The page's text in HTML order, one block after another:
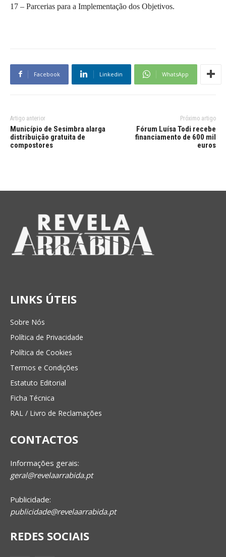
17 – Parcerias para a Implementação dos Objetivos.
Facebook Linkedin WhatsApp
Artigo anterior
Município de Sesimbra alarga
distribuição gratuita de
compostores
Próximo artigo
Fórum Luísa Todi recebe
financiamento de 600 mil
euros
LINKS ÚTEIS
Sobre Nós
Política de Privacidade
Política de Cookies
Termos e Condições
Estatuto Editorial
Ficha Técnica
RAL / Livro de Reclamações
CONTACTOS
Informações gerais:
geral@revelaarrabida.pt
Publicidade:
publicidade@revelaarrabida.pt
REDES SOCIAIS